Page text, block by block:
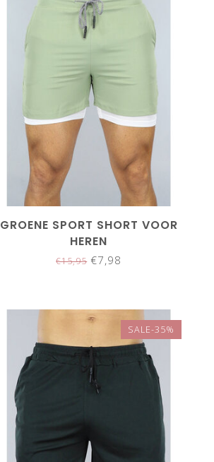
GROENE SPORT SHORT VOOR
HEREN
€15,95€7,98
SALE-35%